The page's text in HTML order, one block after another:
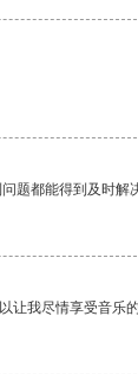
题都能得到及时解
让我尽情享受音乐的